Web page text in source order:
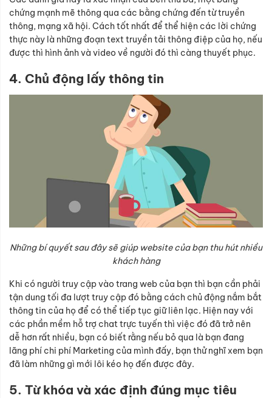
chứng mạnh mẽ thông qua các bằng chứng đến từ truyền
thông, mạng xã hội. Cách tốt nhất để thể hiện các lời chứng
thực này là những đoạn text truyền tải thông điệp của họ, nếu
được thì hình ảnh và video về người đó thì càng thuyết phục.
4. Chủ động lấy thông tin
Những bí quyết sau đây sẽ giúp website của bạn thu hút nhiều
khách hàng
Khi có người truy cập vào trang web của bạn thì bạn cần phải
tận dung tối đa lượt truy cập đó bằng cách chủ động nắm bắt
thông tin của họ để có thể tiếp tục giữ liên lạc. Hiện nay với
các phần mềm hỗ trợ chat trực tuyến thì việc đó đã trở nên
dễ hơn rất nhiều, bạn có biết rằng nếu bỏ qua là bạn đang
lãng phí chi phí Marketing của mình đấy, bạn thử nghĩ xem bạn
đã làm những gì mới lôi kéo họ đến được đây.
5. Từ khóa và xác định đúng mục tiêu